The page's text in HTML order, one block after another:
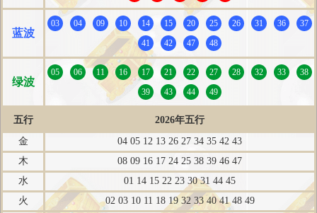
蓝波
03 04 09 10 14 15 20 25 26 31 36
37
41
42 47 48
绿波
05 06 11 16 17 21 22 27 28 32 33
38
39
43 44 49
五行
2026年五行
金
04 05 12 13 26 27 34 35 42 43
木
08 09 16 17 24 25 38 39 46 47
水
01 14 15 22 23 30 31 44 45
火
02 03 10 11 18 19 32 33 40 41 48 49